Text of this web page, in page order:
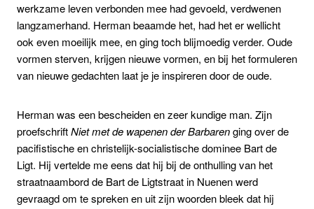
werkzame leven verbonden mee had gevoeld, verdwenen
langzamerhand. Herman beaamde het, had het er wellicht
ook even moeilijk mee, en ging toch blijmoedig verder. Oude
vormen sterven, krijgen nieuwe vormen, en bij het formuleren
van nieuwe gedachten laat je je inspireren door de oude.
Herman was een bescheiden en zeer kundige man. Zijn
proefschriftNiet met de wapenen der Barbarenging over de
pacifistische en christelijk-socialistische dominee Bart de
Ligt. Hij vertelde me eens dat hij bij de onthulling van het
straatnaambord de Bart de Ligtstraat in Nuenen werd
gevraagd om te spreken en uit zijn woorden bleek dat hij